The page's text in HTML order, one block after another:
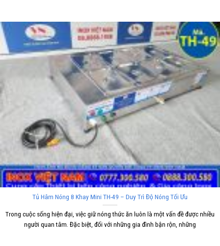
Tủ Hâm Nóng 8 Khay Mini TH-49 – Duy Trì Độ Nóng Tối Ưu
Trong cuộc sống hiện đại, việc giữ nóng thức ăn luôn là một vấn đề được nhiều
người quan tâm. Đặc biệt, đối với những gia đình bận rộn, những